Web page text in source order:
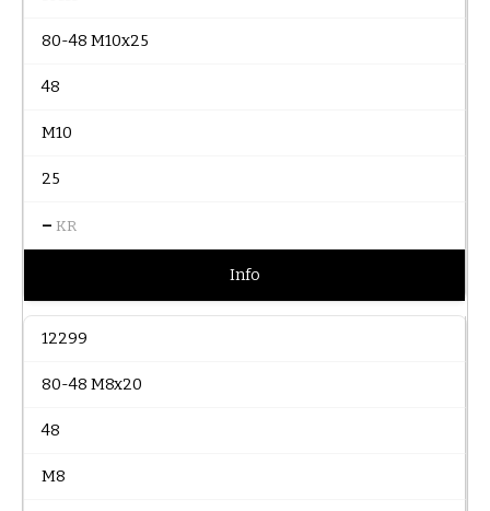
80-48 M10x25
48
M10
25
– KR
Info
12299
80-48 M8x20
48
M8